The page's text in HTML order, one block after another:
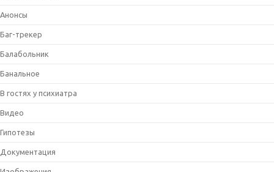
Анонсы
Баг-трекер
Балабольник
Банальное
В гостях у психиатра
Видео
Гипотезы
Документация